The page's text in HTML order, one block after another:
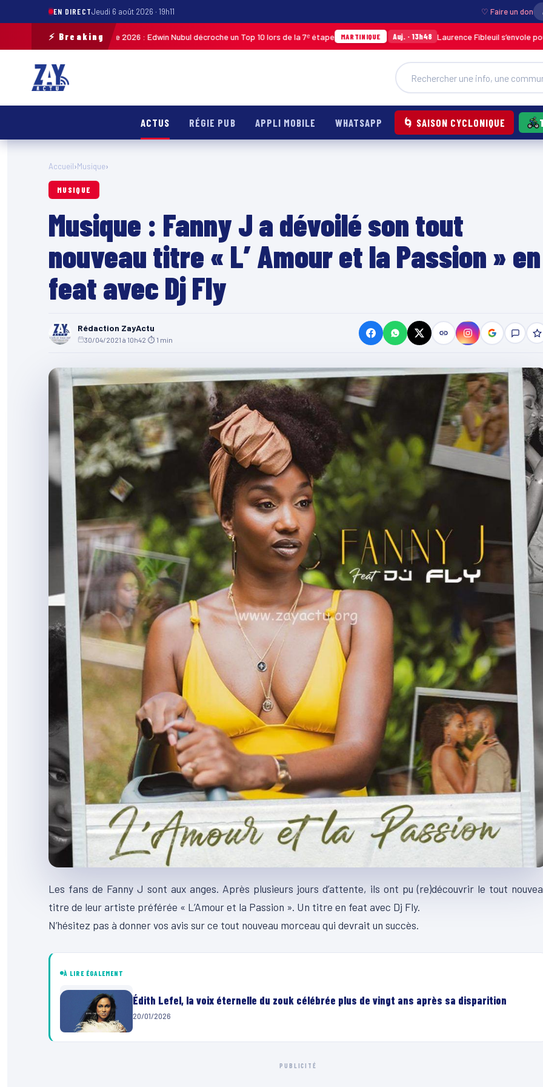
EN DIRECTJeudi 6 août 2026 · 19h11 ♡ Faire un don
⚡ Breaking
de Guadeloupe 2026 : Edwin Nubul décroche un Top 10 lors de la 7ᵉ étape MARTINIQUE Auj. · 13h48 Laurence Fibleuil s’envole pour
ACTUS RÉGIE PUB APPLI MOBILE WHATSAPP 🌀 SAISON CYCLONIQUE
Accueil›Musique›
MUSIQUE
Musique : Fanny J a dévoilé son tout
nouveau titre « L’ Amour et la Passion » en
feat avec Dj Fly
Rédaction ZayActu
30/04/2021 à 10h42 ⏱ 1 min
Les fans de Fanny J sont aux anges. Après plusieurs jours d’attente, ils ont pu (re)découvrir le tout
titre de leur artiste préférée « L’Amour et la Passion ». Un titre en feat avec Dj Fly.
N’hésitez pas à donner vos avis sur ce tout nouveau morceau qui devrait un succès.
À LIRE ÉGALEMENT
Édith Lefel, la voix éternelle du zouk célébrée plus de vingt ans après sa disparition
20/01/2026
PUBLICITÉ